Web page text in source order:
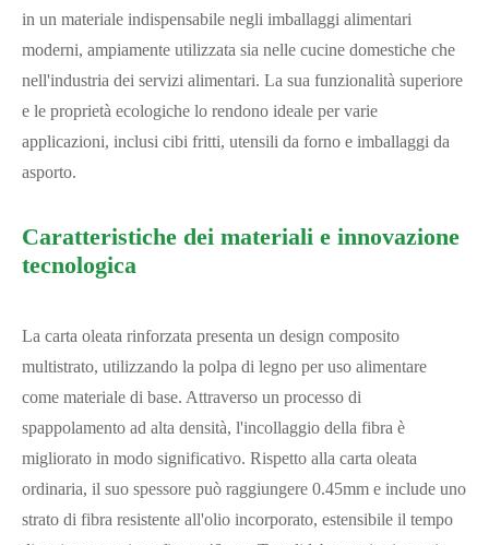
in un materiale indispensabile negli imballaggi alimentari
moderni, ampiamente utilizzata sia nelle cucine domestiche che
nell'industria dei servizi alimentari. La sua funzionalità superiore
e le proprietà ecologiche lo rendono ideale per varie
applicazioni, inclusi cibi fritti, utensili da forno e imballaggi da
asporto.
Caratteristiche dei materiali e innovazione
tecnologica
La carta oleata rinforzata presenta un design composito
multistrato, utilizzando la polpa di legno per uso alimentare
come materiale di base. Attraverso un processo di
spappolamento ad alta densità, l'incollaggio della fibra è
migliorato in modo significativo. Rispetto alla carta oleata
ordinaria, il suo spessore può raggiungere 0.45mm e include uno
strato di fibra resistente all'olio incorporato, estensibile il tempo